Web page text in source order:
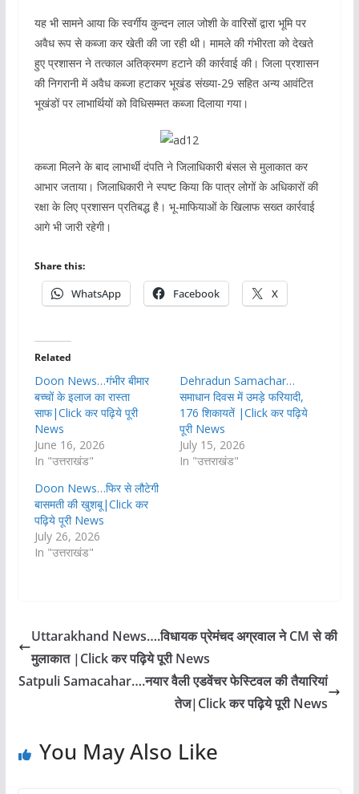
यह भी सामने आया कि स्वर्गीय कुन्दन लाल जोशी के वारिसों द्वारा भूमि पर
अवैध रूप से कब्जा कर खेती की जा रही थी। मामले की गंभीरता को देखते
हुए प्रशासन ने तत्काल अतिक्रमण हटाने की कार्रवाई की। जिला प्रशासन
की निगरानी में अवैध कब्जा हटाकर भूखंड संख्या-29 सहित अन्य आवंटित
भूखंडों पर लाभार्थियों को विधिसम्मत कब्जा दिलाया गया।
कब्जा मिलने के बाद लाभार्थी दंपति ने जिलाधिकारी बंसल से मुलाकात कर
आभार जताया। जिलाधिकारी ने स्पष्ट किया कि पात्र लोगों के अधिकारों की
रक्षा के लिए प्रशासन प्रतिबद्ध है। भू-माफियाओं के खिलाफ सख्त कार्रवाई
आगे भी जारी रहेगी।
Share this:
WhatsApp Facebook X
Related
Doon News…गंभीर बीमार
बच्चों के इलाज का रास्ता
साफ|Click कर पढ़िये पूरी
News
June 16, 2026
In "उत्तराखंड"
Dehradun Samachar…
समाधान दिवस में उमड़े फरियादी,
176 शिकायतें |Click कर पढ़िये
पूरी News
July 15, 2026
In "उत्तराखंड"
Doon News…फिर से लौटेगी
बासमती की खुशबू|Click कर
पढ़िये पूरी News
July 26, 2026
In "उत्तराखंड"
Uttarakhand News….विधायक प्रेमंचद अग्रवाल ने CM से की
मुलाकात |Click कर पढ़िये पूरी News
Satpuli Samacahar….नयार वैली एडवेंचर फेस्टिवल की तैयारियां
तेज|Click कर पढ़िये पूरी News
You May Also Like